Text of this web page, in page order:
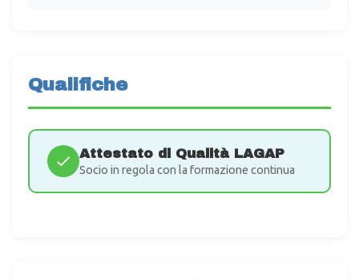
Qualifiche
Attestato di Qualità LAGAP
Socio in regola con la formazione continua